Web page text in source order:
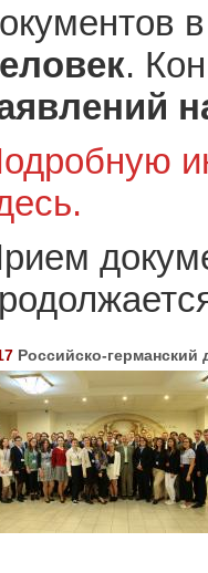
.
Российско-